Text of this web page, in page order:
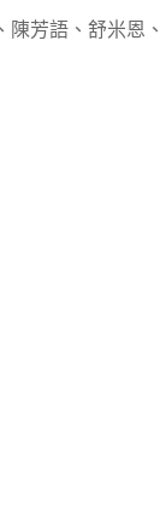
陳芳語、舒米恩